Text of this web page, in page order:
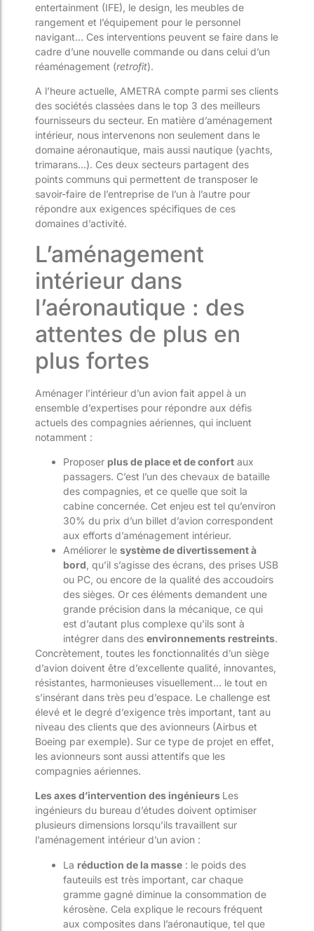
entertainment (IFE), le design, les meubles de
rangement et l’équipement pour le personnel
navigant… Ces interventions peuvent se faire dans le
cadre d’une nouvelle commande ou dans celui d’un
réaménagement (retrofit).
A l’heure actuelle, AMETRA compte parmi ses clients
des sociétés classées dans le top 3 des meilleurs
fournisseurs du secteur. En matière d’aménagement
intérieur, nous intervenons non seulement dans le
domaine aéronautique, mais aussi nautique (yachts,
trimarans…). Ces deux secteurs partagent des
points communs qui permettent de transposer le
savoir-faire de l’entreprise de l’un à l’autre pour
répondre aux exigences spécifiques de ces
domaines d’activité.
L’aménagement
intérieur dans
l’aéronautique : des
attentes de plus en
plus fortes
Aménager l’intérieur d’un avion fait appel à un
ensemble d’expertises pour répondre aux défis
actuels des compagnies aériennes, qui incluent
notamment :
Proposer plus de place et de confort aux
passagers. C’est l’un des chevaux de bataille
des compagnies, et ce quelle que soit la
cabine concernée. Cet enjeu est tel qu’environ
30% du prix d’un billet d’avion correspondent
aux efforts d’aménagement intérieur.
Améliorer le système de divertissement à
bord , qu’il s’agisse des écrans, des prises USB
ou PC, ou encore de la qualité des accoudoirs
des sièges. Or ces éléments demandent une
grande précision dans la mécanique, ce qui
est d’autant plus complexe qu’ils sont à
intégrer dans des environnements restreints.
Concrètement, toutes les fonctionnalités d’un siège
d’avion doivent être d’excellente qualité, innovantes,
résistantes, harmonieuses visuellement… le tout en
s’insérant dans très peu d’espace. Le challenge est
élevé et le degré d’exigence très important, tant au
niveau des clients que des avionneurs (Airbus et
Boeing par exemple). Sur ce type de projet en effet,
les avionneurs sont aussi attentifs que les
compagnies aériennes.
Les axes d’intervention des ingénieurs Les
ingénieurs du bureau d’études doivent optimiser
plusieurs dimensions lorsqu’ils travaillent sur
l’aménagement intérieur d’un avion :
La réduction de la masse : le poids des
fauteuils est très important, car chaque
gramme gagné diminue la consommation de
kérosène. Cela explique le recours fréquent
aux composites dans l’aéronautique, tel que